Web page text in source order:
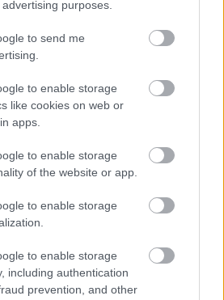
purposes.
to send me
to enable storage
like cookies on web or
apps.
to enable storage
of the website or app.
to enable storage
to enable storage
including authentication
prevention, and other
a kritikusok és a játékosok
is meggyőzte.